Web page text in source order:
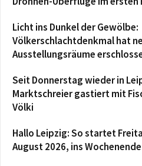
Licht ins Dunkel der Gewölbe:
Völkerschlachtdenkmal hat
Ausstellungsräume
Seit Donnerstag wieder in
Marktschreier gastiert mit
Völki
Hallo Leipzig: So startet
August 2026, ins Wochenende